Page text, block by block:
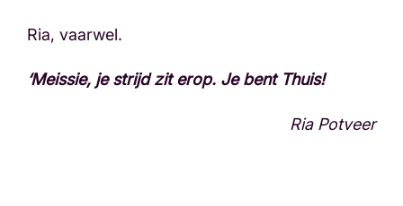
Ria, vaarwel.
‘Meissie, je strijd zit erop. Je bent Thuis!
Ria Potveer